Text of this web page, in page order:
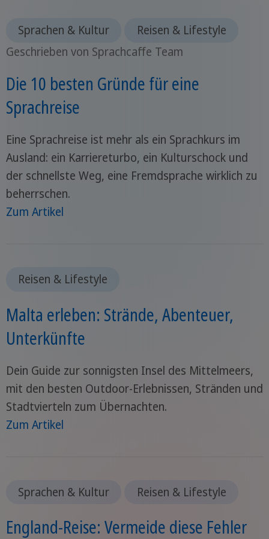
Sprachen & Kultur
Reisen & Lifestyle
Geschrieben von Sprachcaffe Team
Die 10 besten Gründe für eine
Sprachreise
Eine Sprachreise ist mehr als ein Sprachkurs im
Ausland: ein Karriereturbo, ein Kulturschock und
der schnellste Weg, eine Fremdsprache wirklich zu
beherrschen.
Zum Artikel
Reisen & Lifestyle
Malta erleben: Strände, Abenteuer,
Unterkünfte
Dein Guide zur sonnigsten Insel des Mittelmeers,
mit den besten Outdoor-Erlebnissen, Stränden und
Stadtvierteln zum Übernachten.
Zum Artikel
Sprachen & Kultur Reisen & Lifestyle
England-Reise: Vermeide diese Fehler